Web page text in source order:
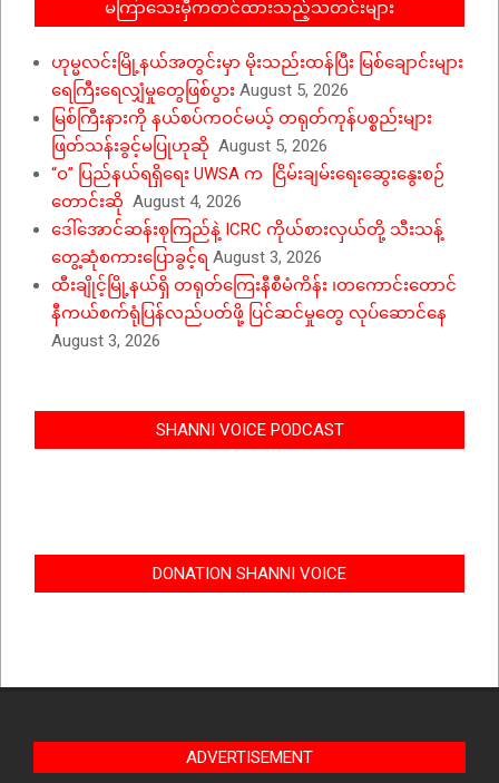
မကြာသေးမှီကတင်ထားသည့်သတင်းများ
ဟုမ္မလင်းမြို့နယ်အတွင်းမှာ မိုးသည်းထန်ပြီး မြစ်ချောင်းများ
ရေကြီးရေလျှံမှုတွေဖြစ်ပွား August 5, 2026
မြစ်ကြီးနားကို နယ်စပ်ကဝင်မယ့် တရုတ်ကုန်ပစ္စည်းများ
ဖြတ်သန်းခွင့်မပြုဟုဆို August 5, 2026
“ဝ” ပြည်နယ်ရရှိရေး UWSA က ငြိမ်းချမ်းရေးဆွေးနွေးစဉ်
တောင်းဆို August 4, 2026
ဒေါ်အောင်ဆန်းစုကြည်နဲ့ ICRC ကိုယ်စားလှယ်တို့ သီးသန့်
တွေ့ဆုံစကားပြောခွင့်ရ August 3, 2026
ထီးချိုင့်မြို့နယ်ရှိ တရုတ်ကြေးနီစီမံကိန်း ၊တကောင်းတောင်
နီကယ်စက်ရုံပြန်လည်ပတ်ဖို့ ပြင်ဆင်မှုတွေ လုပ်ဆောင်နေ
August 3, 2026
SHANNI VOICE PODCAST
DONATION SHANNI VOICE
ADVERTISEMENT